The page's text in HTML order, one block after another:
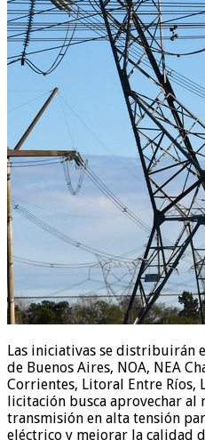
Las iniciativas se distribuirán
de Buenos Aires, NOA, NEA
Corrientes, Litoral Entre Ríos,
licitación busca aprovechar
transmisión en alta tensión
eléctrico y mejorar la calidad